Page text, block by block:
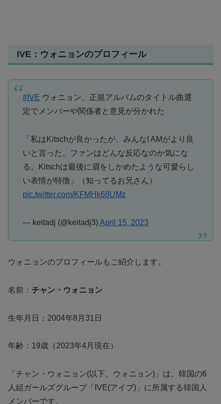
IVE：ウォニョンのプロフィール
#IVE ウォニョン、正規アルバムのタイトル曲選
定でメンバーや関係者と意見が分かれた
「私はKitschが良かったが、みんなI AMがより良
いと言った。ファンはどんな反応なのか気にな
る。Kitschは最後に眉をしかめたような可愛らし
い表情が特徴」（知ってるお兄さん）
pic.twitter.com/KFMHk68UMz
— keitadj (@keitadj3)April 15, 2023
ウォニョンのプロフィールもご紹介します。
名前： チャン・ウォニョン
生年月日：2004年8月31日
年齢：19歳（2023年4月現在）
「チャン・ウォニョン(以下、ウォニョン)」は、韓国の6
人組ガールズグループ「IVE(アイブ)」に所属する韓国人
メンバーです。